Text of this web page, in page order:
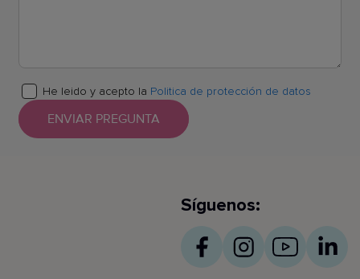
He leido y acepto la Politica de protección de datos
ENVIAR PREGUNTA
Síguenos: